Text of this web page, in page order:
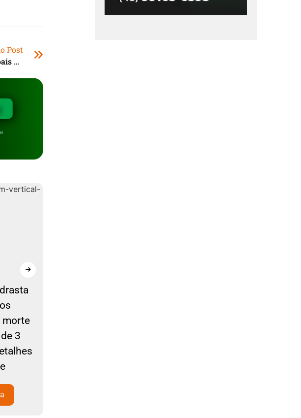
Post
9 Dicas Para Proteção De Dados Pessoais Em Caso De Roubo De Celular Durante O Carnaval
morte
3